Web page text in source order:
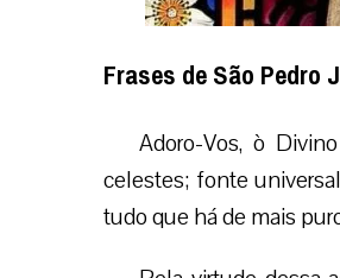
Frases de São Pedro
Adoro-Vos, ò
celestes; fonte
tudo que há de mais